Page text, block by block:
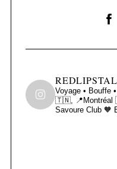
Voyage • Bouffe
🇹🇳,
Savoure Club 🧡